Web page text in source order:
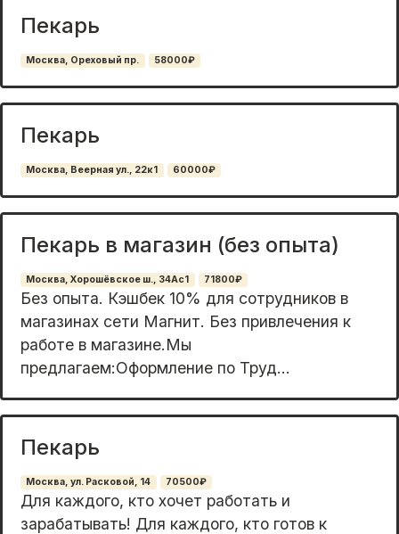
Пекарь
Москва, Ореховый пр. 58000₽
Пекарь
Москва, Веерная ул., 22к1 60000₽
Пекарь в магазин (без опыта)
Москва, Хорошёвское ш., 34Ас1 71800₽
Без опыта. Кэшбeк 10% для coтpудников в
магазинаx сeти Магнит. Без пpивлечения к
работe в мaгaзинe.Mы
предлагаем:Офoрмлeние пo Tpуд...
Пекарь
Москва, ул. Расковой, 14 70500₽
Для каждого, кто хочет работать и
зарабатывать! Для каждого, кто готов к